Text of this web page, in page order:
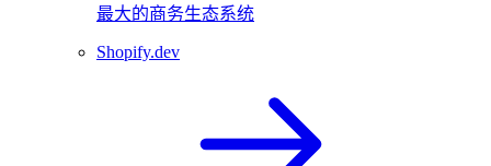
最大的商务生态系统
Shopify.dev